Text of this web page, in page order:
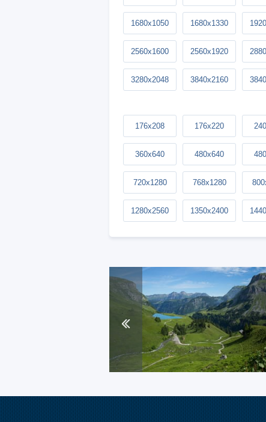
1680x1050 1680x1330
2560x1600 2560x1920
3280x2048 3840x2160
176x208 176x220
360x640 480x640
720x1280 768x1280
1280x2560 1350x2400